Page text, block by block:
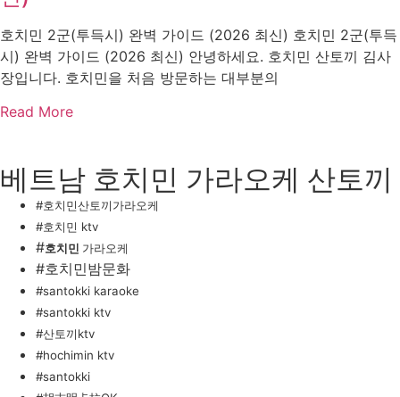
호치민 2군(투득시) 완벽 가이드 (2026 최신) 호치민 2군(투득
시) 완벽 가이드 (2026 최신) 안녕하세요. 호치민 산토끼 김사
장입니다. 호치민을 처음 방문하는 대부분의
Read More
베트남 호치민 가라오케 산토끼
#호치민산토끼가라오케
#호치민 ktv
#호치민 가라오케
#호치민밤문화
#santokki karaoke
#santokki ktv
#산토끼ktv
#hochimin ktv
#santokki